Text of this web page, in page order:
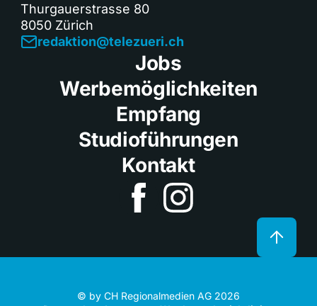
Thurgauerstrasse 80
8050 Zürich
redaktion@telezueri.ch
Jobs
Werbemöglichkeiten
Empfang
Studioführungen
Kontakt
© by CH Regionalmedien AG 2026